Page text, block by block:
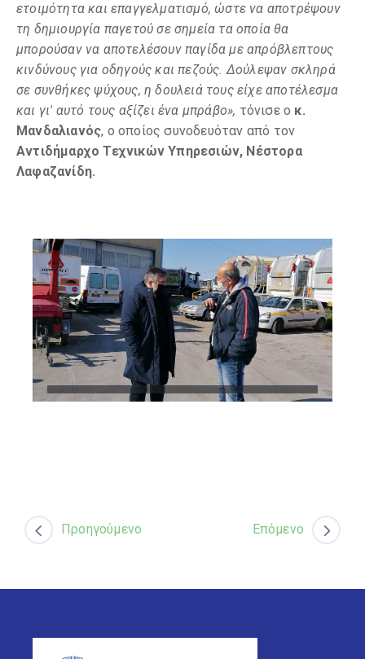
ετοιμότητα και επαγγελματισμό, ώστε να αποτρέψουν
τη δημιουργία παγετού σε σημεία τα οποία θα
μπορούσαν να αποτελέσουν παγίδα με απρόβλεπτους
κινδύνους για οδηγούς και πεζούς. Δούλεψαν σκληρά
σε συνθήκες ψύχους, η δουλειά τους είχε αποτέλεσμα
και γι' αυτό τους αξίζει ένα μπράβο», τόνισε ο κ.
Μανδαλιανός, ο οποίος συνοδευόταν από τον
Αντιδήμαρχο Τεχνικών Υπηρεσιών, Νέστορα
Λαφαζανίδη.
Προηγούμενο Επόμενο